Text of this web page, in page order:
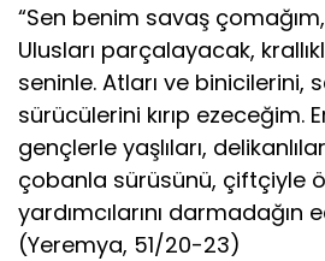
“Sen benim savaş
Ulusları parçalayacak,
seninle. Atları ve binicilerini,
sürücülerini kırıp ezeceğim.
gençlerle yaşlıları,
çobanla sürüsünü, çiftçiyle
yardımcılarını darmadağın
(Yeremya, 51/20-23)